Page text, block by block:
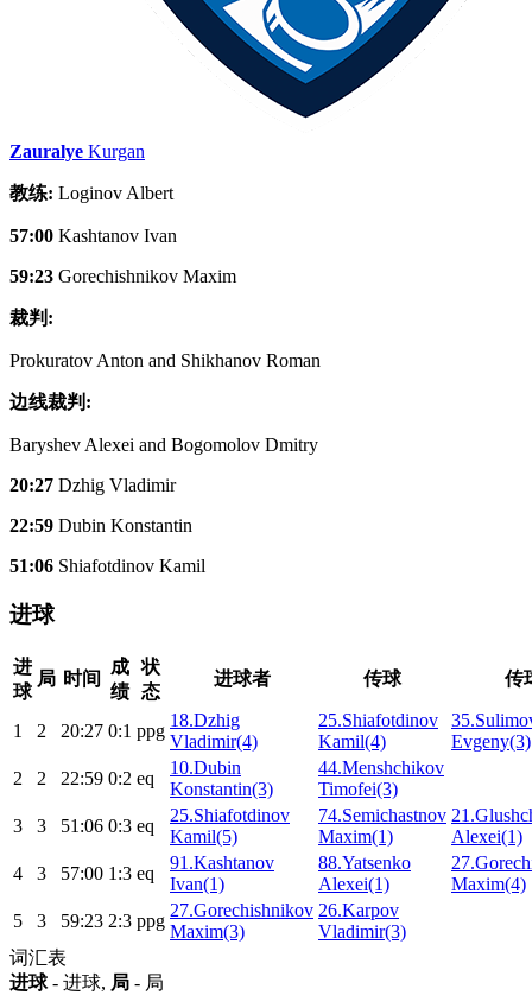
Zauralye Kurgan
教练: Loginov Albert
57:00 Kashtanov Ivan
59:23 Gorechishnikov Maxim
裁判:
Prokuratov Anton and Shikhanov Roman
边线裁判:
Baryshev Alexei and Bogomolov Dmitry
20:27 Dzhig Vladimir
22:59 Dubin Konstantin
51:06 Shiafotdinov Kamil
进球
进
球
局 时间
成
绩
状
态
进球者 传球 传
1 2 20:27 0:1 ppg
18.Dzhig
Vladimir(4)
25.Shiafotdinov
Kamil(4)
Evgeny(3)
2
2 22:59 0:2 eq
10.Dubin
Konstantin(3)
44.Menshchikov
Timofei(3)
3
3 51:06 0:3 eq
25.Shiafotdinov
Kamil(5)
74.Semichastnov
Maxim(1)
Alexei(1)
4
3 57:00 1:3 eq
91.Kashtanov
Ivan(1)
88.Yatsenko
Alexei(1)
Maxim(4)
5
3 59:23 2:3 ppg
27.Gorechishnikov
Maxim(3)
26.Karpov
Vladimir(3)
词汇表
进球- 进球, 局 - 局